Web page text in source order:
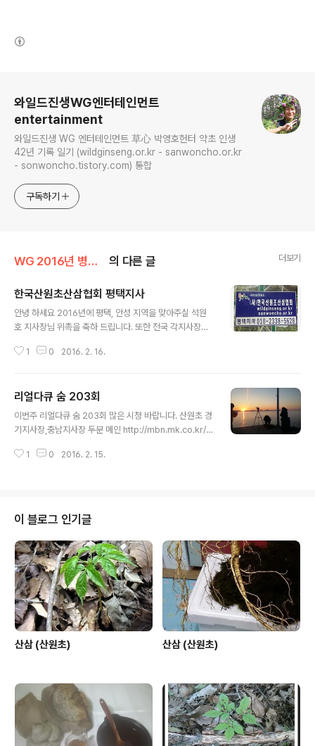
와일드진생WG엔터테인먼트
entertainment
와일드진생 WG 엔터테인먼트 草心 박영호헌터 약초 인생
42년 기록 일기 (wildginseng.or.kr - sanwoncho.or.kr
- sonwoncho.tistory.com) 통합
구독하기
WG 2016년 병신년 기록 의 다른 글 더보기
한국산원초산삼협회 평택지사
안녕 하세요 2016년에 평택, 안성 지역을 맞아주실 석원
호 지사장님 위촉을 축하 드립니다. 또한 전국 각지사장님
부분을 공유 할수 있도록 하겠습니다. 감사합니다.
1 0 2016. 2. 16.
리얼다큐 숨 203회
이번주 리얼다큐 숨 203회 많은 시청 바랍니다. 산원초 경
기지사장,충남지사장 두분 메인 http://mbn.mk.co.kr/p
1 0 2016. 2. 15.
이 블로그 인기글
산삼 (산원초) 산삼 (산원초)